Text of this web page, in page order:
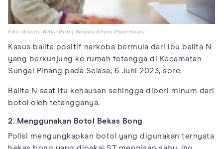
Foto: Ilustrasi Balita Positif Narkoba (Orami Photo Stocks)
Kasus balita positif narkoba bermula dari ibu balita N
yang berkunjung ke rumah tetangga di Kecamatan
Sungai Pinang pada Selasa, 6 Juni 2023, sore.
Balita N saat itu kehausan sehingga diberi minum dari
botol oleh tetangganya.
2. Menggunakan Botol Bekas Bong
Polisi mengungkapkan botol yang digunakan ternyata